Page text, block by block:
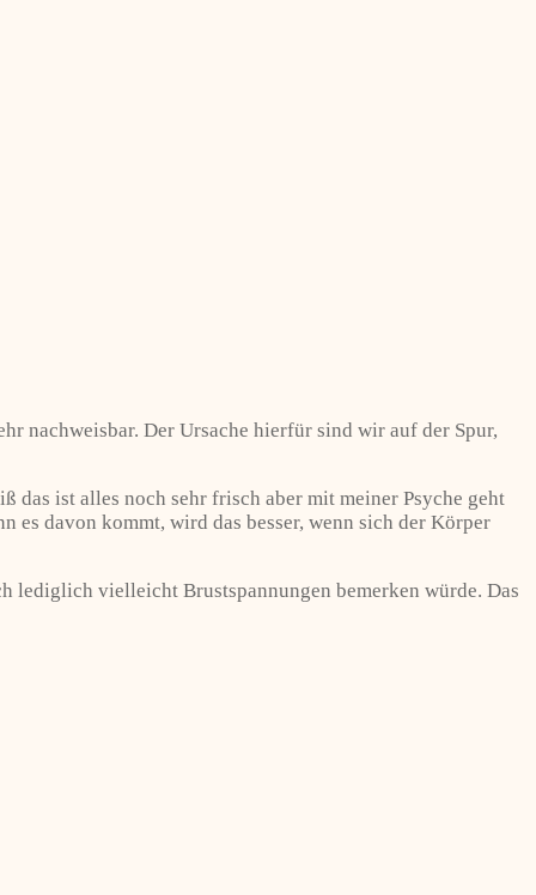
nachweisbar. Der Ursache hierfür sind wir auf der Spur,
das ist alles noch sehr frisch aber mit meiner Psyche geht
es davon kommt, wird das besser, wenn sich der Körper
lediglich vielleicht Brustspannungen bemerken würde. Das